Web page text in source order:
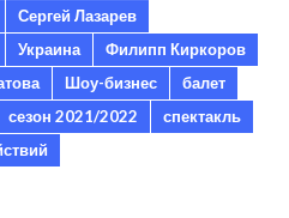
Сергей Лазарев
Украина
Филипп Киркоров
Шоу-бизнес
балет
сезон 2021/2022
спектакль